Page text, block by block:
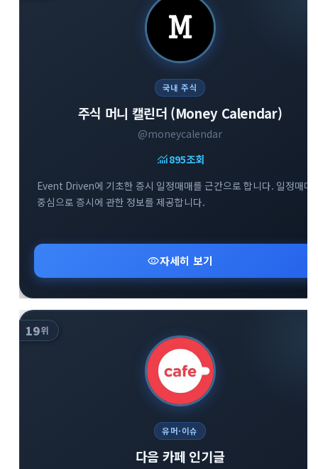
국내 주식
주식 머니 캘린더 (Money Calendar)
@moneycalendar
monitoring895조회
Event Driven에 기초한 증시 일정매매를 근간으로 합니다. 일정매매
중심으로 증시에 관한 정보를 제공합니다.
visibility자세히 보기
19위
유머·이슈
다음 카페 인기글